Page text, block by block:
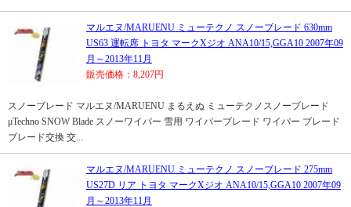
マルエヌ/MARUENU ミューテクノ スノーブレード 630mm
US63 運転席 トヨタ マークXジオ ANA10/15,GGA10 2007年09
月～2013年11月
販売価格：8,207円
スノーブレード マルエヌ/MARUENU まるえぬ ミューテクノスノーブレード
μTechno SNOW Blade スノーワイパー 雪用 ワイパーブレード ワイパー ブレード
ブレード交換 交...
マルエヌ/MARUENU ミューテクノ スノーブレード 275mm
US27D リア トヨタ マークXジオ ANA10/15,GGA10 2007年09
月～2013年11月